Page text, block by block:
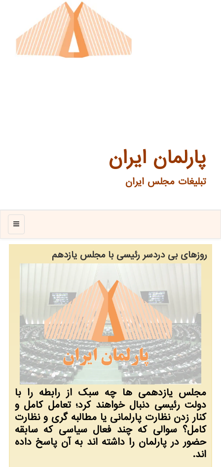
پارلمان ایران
تبلیغات مجلس ایران
منو
روزهای بی دردسر رئیسی با مجلس یازدهم
مجلس یازدهمی ها چه سبک از رابطه را با
دولت رئیسی دنبال خواهند کرد؛ تعامل کامل و
کنار زدن نظارت پارلمانی یا مطالبه گری و نظارت
کامل؟ سوالی که چند فعال سیاسی که سابقه
حضور در پارلمان را داشته اند به آن پاسخ داده
اند.